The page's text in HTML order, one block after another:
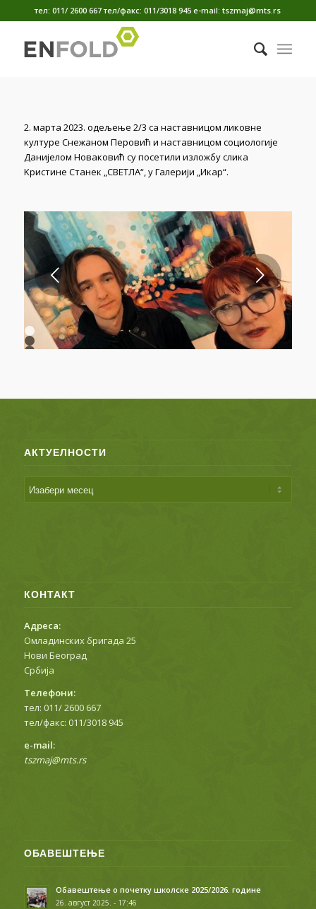
тел: 011/ 2600 667 тел/факс: 011/3018 945 е-mail: tszmaj@mts.rs
2. марта 2023. одељење 2/3 са наставницом ликовне
културе Снежаном Перовић и наставницом социологије
Данијелом Новаковић су посетили изложбу слика
Kристине Станек „СВЕТЛА“, у Галерији „Икар“.
Next
2
АКТУЕЛНОСТИ
КОНТАКТ
Адреса:
Омладинских бригада 25
Нови Београд
Србија
Телефони:
тел: 011/ 2600 667
тел/факс: 011/3018 945
е-mail:
tszmaj@mts.rs
ОБАВЕШТЕЊЕ
Обавештење о почетку школске 2025/2026. године
26. август 2025. - 17:46